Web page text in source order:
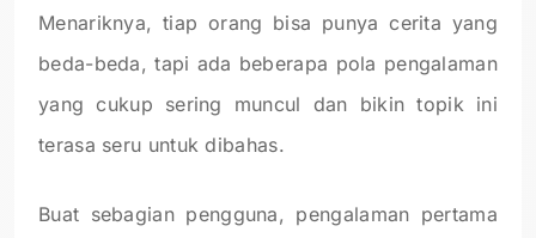
Menariknya, tiap orang bisa punya cerita yang
beda-beda, tapi ada beberapa pola pengalaman
yang cukup sering muncul dan bikin topik ini
terasa seru untuk dibahas.
Buat sebagian pengguna, pengalaman pertama